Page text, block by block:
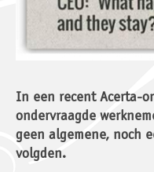
In een recent Acerta-
ondervraagde
geen algemene, noch
volgden.